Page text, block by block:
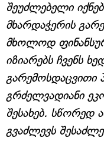
შეუძლებელი
მხარდაჭერის
მხოლოდ
იზიარებს ჩვენს
გარემოსდაცვითი
გრძელვადიანი
შესახებ. სწორედ
გვაძლევს